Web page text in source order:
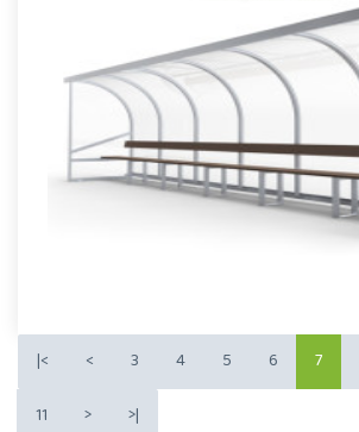
Banc de touche monobloc
Indissociable des sports collectifs, le
élément à part entière de l’aménagement
terra..
Offre partenaire
|< < 3 4 5 6 7
11
>
>|